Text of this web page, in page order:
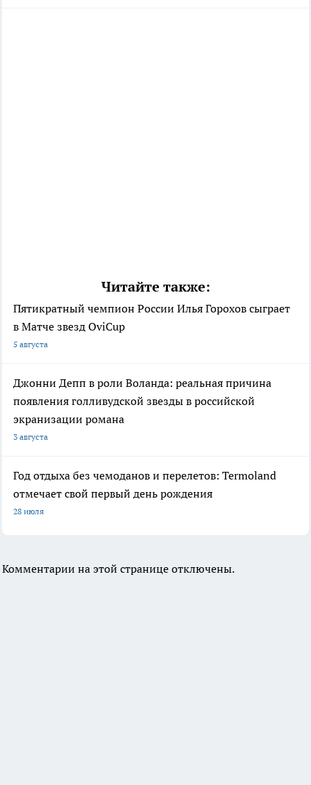
Читайте также:
Пятикратный чемпион России Илья Горохов сыграет
в Матче звезд OviCup
5 августа
Джонни Депп в роли Воланда: реальная причина
появления голливудской звезды в российской
экранизации романа
3 августа
Год отдыха без чемоданов и перелетов: Termoland
отмечает свой первый день рождения
28 июля
Комментарии на этой странице отключены.